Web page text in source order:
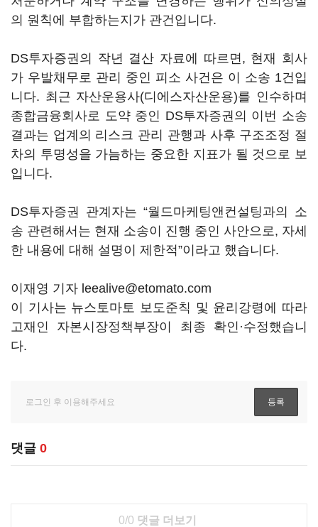
의 원칙에 부합하는지가 관건입니다.
DS투자증권의 작년 결산 자료에 따르면, 현재 회사
가 우발채무로 관리 중인 피소 사건은 이 소송 1건입
니다. 최근 자산운용사(디에스자산운용)를 인수하며
종합금융회사로 도약 중인 DS투자증권의 이번 소송
결과는 업계의 리스크 관리 관행과 사후 구조조정 절
차의 투명성을 가늠하는 중요한 지표가 될 것으로 보
입니다.
DS투자증권 관계자는 “월드마케팅앤컨설팅과의 소
송 관련해서는 현재 소송이 진행 중인 사안으로, 자세
한 내용에 대해 설명이 제한적”이라고 했습니다.
이재영 기자 leealive@etomato.com
이 기사는 뉴스토마토 보도준칙 및 윤리강령에 따라
고재인 자본시장정책부장이 최종 확인·수정했습니
다.
댓글 0
0/0 댓글 더보기